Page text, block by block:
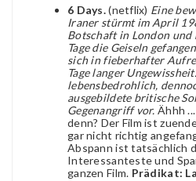
6 Days.(netflix) Eine
Iraner stürmt im April
Botschaft in London
Tage die Geiseln
sich in fieberhafter
Tage langer
lebensbedrohlich,
ausgebildete britische
Gegenangriff vor.Ähhh
denn? Der Film ist
gar nicht richtig
Abspann ist tatsächlich
Interessanteste und
ganzen Film. Prädikat: